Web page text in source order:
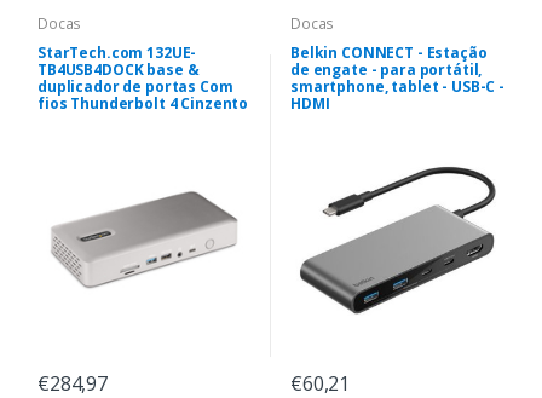
Docas
StarTech.com 132UE-
TB4USB4DOCK base &
duplicador de portas Com
fios Thunderbolt 4 Cinzento
€284,97
Docas
Belkin CONNECT - Estação
de engate - para portátil,
smartphone, tablet - USB-C -
HDMI
€60,21